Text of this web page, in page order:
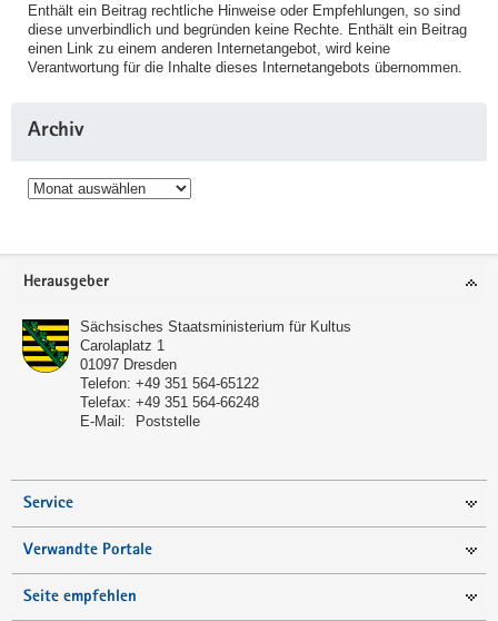
Enthält ein Beitrag rechtliche Hinweise oder Empfehlungen, so sind
diese unverbindlich und begründen keine Rechte. Enthält ein Beitrag
einen Link zu einem anderen Internetangebot, wird keine
Verantwortung für die Inhalte dieses Internetangebots übernommen.
Archiv
Archiv
Service
Herausgeber
Sächsisches Staatsministerium für Kultus
Carolaplatz 1
01097 Dresden
Telefon: +49 351 564-65122
Telefax: +49 351 564-66248
E-Mail:
Poststelle
Service
Verwandte Portale
Seite empfehlen